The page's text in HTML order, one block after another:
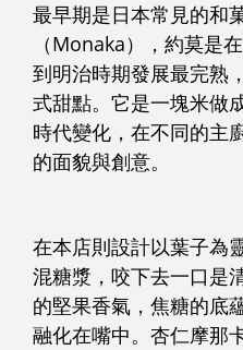
最早期是日本常見的和
（Monaka），約莫是
到明治時期發展最完熟
式甜點。它是一塊米做
時代變化，在不同的主
的面貌與創意。
在本店則設計以葉子為
混糖漿，咬下去一口是
的堅果香氣，焦糖的底
融化在嘴中。杏仁摩那